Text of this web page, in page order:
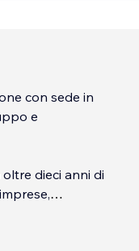
con sede in
e
dieci anni di